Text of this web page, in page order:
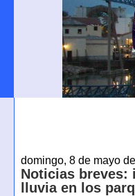
domingo, 8 de mayo
Noticias breves:
lluvia en los